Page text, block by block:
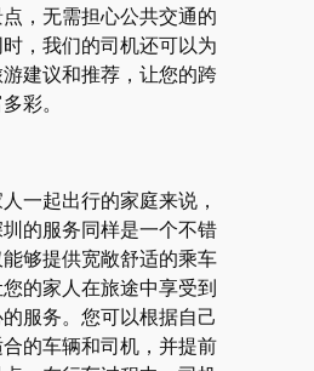
，无需担心公共交通的
，我们的司机还可以为
建议和推荐，让您的跨
彩。
一起出行的家庭来说，
的服务同样是一个不错
够提供宽敞舒适的乘车
的家人在旅途中享受到
服务。您可以根据自己
的车辆和司机，并提前